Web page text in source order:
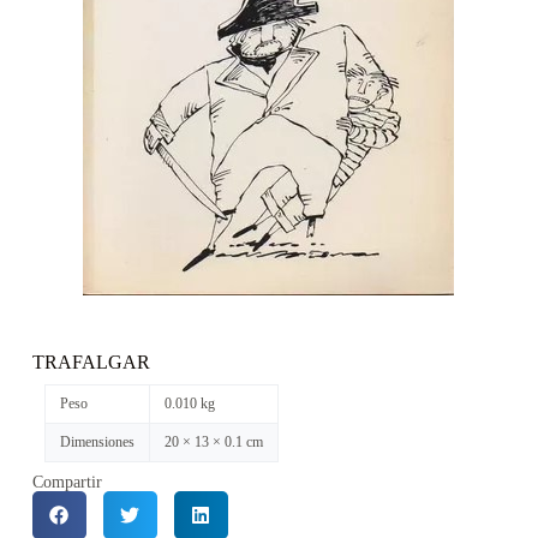
TRAFALGAR
Peso 0.010 kg
Dimensiones 20 × 13 × 0.1 cm
Compartir